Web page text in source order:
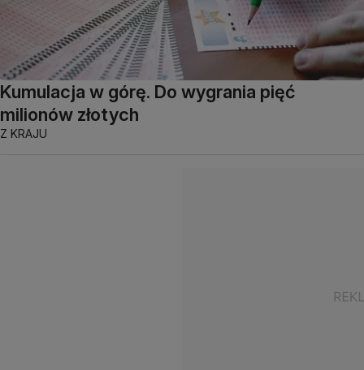
Kumulacja w górę. Do wygrania pięć
milionów złotych
Z KRAJU